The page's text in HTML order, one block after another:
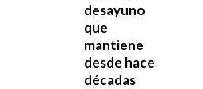
desayuno
que
mantiene
desde hace
décadas